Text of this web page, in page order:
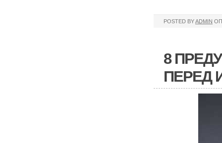
POSTED BYADMIN
8
ПЕРЕД